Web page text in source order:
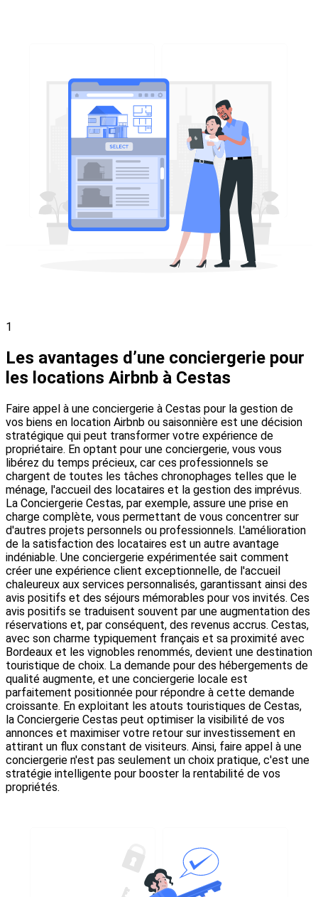
1
Les avantages d’une conciergerie pour
les locations Airbnb à Cestas
Faire appel à une conciergerie à Cestas pour la gestion de
vos biens en location Airbnb ou saisonnière est une décision
stratégique qui peut transformer votre expérience de
propriétaire. En optant pour une conciergerie, vous vous
libérez du temps précieux, car ces professionnels se
chargent de toutes les tâches chronophages telles que le
ménage, l'accueil des locataires et la gestion des imprévus.
La Conciergerie Cestas, par exemple, assure une prise en
charge complète, vous permettant de vous concentrer sur
d'autres projets personnels ou professionnels. L'amélioration
de la satisfaction des locataires est un autre avantage
indéniable. Une conciergerie expérimentée sait comment
créer une expérience client exceptionnelle, de l'accueil
chaleureux aux services personnalisés, garantissant ainsi des
avis positifs et des séjours mémorables pour vos invités. Ces
avis positifs se traduisent souvent par une augmentation des
réservations et, par conséquent, des revenus accrus. Cestas,
avec son charme typiquement français et sa proximité avec
Bordeaux et les vignobles renommés, devient une destination
touristique de choix. La demande pour des hébergements de
qualité augmente, et une conciergerie locale est
parfaitement positionnée pour répondre à cette demande
croissante. En exploitant les atouts touristiques de Cestas,
la Conciergerie Cestas peut optimiser la visibilité de vos
annonces et maximiser votre retour sur investissement en
attirant un flux constant de visiteurs. Ainsi, faire appel à une
conciergerie n'est pas seulement un choix pratique, c'est une
stratégie intelligente pour booster la rentabilité de vos
propriétés.